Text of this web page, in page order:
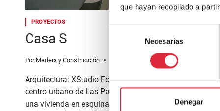
que hayan recopilado a
consentimiento
Necesarias
Denegar
PROYECTOS
Casa S
Por Madera y Construcción 22 de julio de 2024 lectura
Arquitectura: XStudio Fotografía: David Rodríguez
centro urbano de Las Palmas de Gran Canaria, el
una vivienda en esquina de 130 metros cuadrados, en